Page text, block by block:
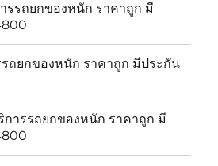
รรถยกของหนัก ราคาถูก มี
ถยกของหนัก ราคาถูก มีประกัน
ารรถยกของหนัก ราคาถูก มี